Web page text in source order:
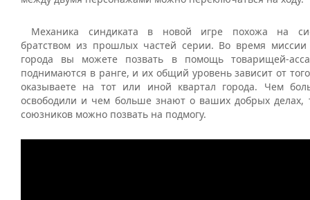
Механика синдиката в новой игре похожа на
братством из прошлых частей серии. Во время миссии
города вы можете позвать в помощь товарищей-
поднимаются в ранге, и их общий уровень зависит от
оказываете на тот или иной квартал города. Чем
освободили и чем больше знают о ваших добрых делах,
союзников можно позвать на подмогу.